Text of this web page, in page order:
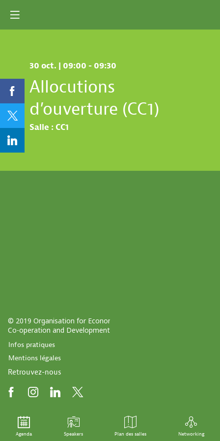
30 oct. | 09:00 - 09:30
Allocutions
d’ouverture (CC1)
Salle :CC1
© 2019 Organisation for Economic
Co-operation and Development
Infos pratiques
Mentions légales
Retrouvez-nous
Agenda Speakers Plan des salles Networking